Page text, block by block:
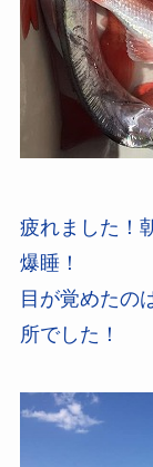
疲れました！
爆睡！
目が覚めたの
所でした！